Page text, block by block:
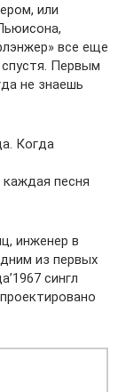
или
все еще
спустя. Первым
не знаешь
Когда
песня
инженер в
из первых
сингл